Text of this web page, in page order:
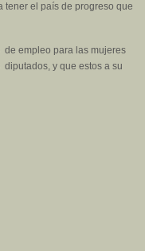
tener el país de progreso que
empleo para las mujeres
y que estos a su